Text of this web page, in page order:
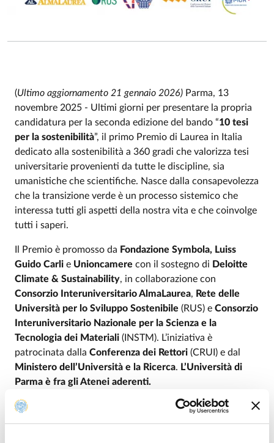
(Ultimo aggiornamento 21 gennaio 2026) Parma, 13
novembre 2025 - Ultimi giorni per presentare la propria
candidatura per la seconda edizione del bando “10 tesi
per la sostenibilità”, il primo Premio di Laurea in Italia
dedicato alla sostenibilità a 360 gradi che valorizza tesi
universitarie provenienti da tutte le discipline, sia
umanistiche che scientifiche. Nasce dalla consapevolezza
che la transizione verde è un processo sistemico che
interessa tutti gli aspetti della nostra vita e che coinvolge
tutti i saperi.
Il Premio è promosso da Fondazione Symbola, Luiss
Guido Carli e Unioncamere con il sostegno di Deloitte
Climate & Sustainability, in collaborazione con
Consorzio Interuniversitario AlmaLaurea, Rete delle
Università per lo Sviluppo Sostenibile (RUS) e Consorzio
Interuniversitario Nazionale per la Scienza e la
Tecnologia dei Materiali (INSTM). L’iniziativa è
patrocinata dalla Conferenza dei Rettori (CRUI) e dal
Ministero dell’Università e la Ricerca. L’Università di
Parma è fra gli Atenei aderenti.
Il concorso è suddiviso in 10 macro aree tematiche
che
raggruppano tutte le discipline di studio delle Università